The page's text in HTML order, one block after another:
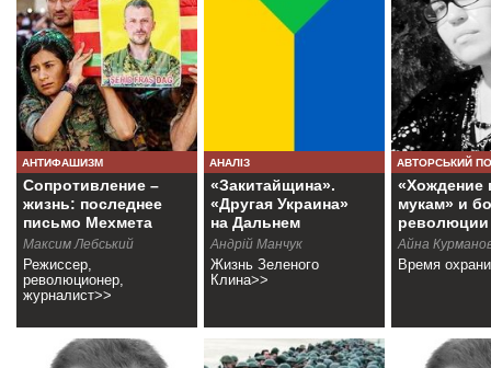
АНТИФАШИЗМ
Сопротивление –
жизнь: последнее
письмо Мехмета
Аксоя
Максим Лебський
Режиссер,
революционер,
журналист>>
АНАЛІЗ
«Закитайщина».
«Другая Украина»
на Дальнем
Востоке
Андрій Манчук
Жизнь Зеленого
Клина>>
АВТОРСЬКИЙ
«Хождение
мукам» и
революции
Айна
Время